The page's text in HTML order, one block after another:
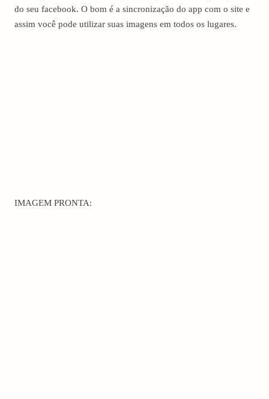
do seu facebook. O bom é a sincronização do app com o site e
assim você pode utilizar suas imagens em todos os lugares.
IMAGEM PRONTA: